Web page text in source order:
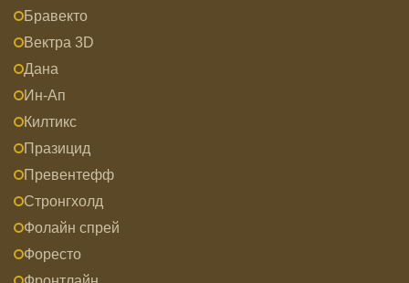
Бравекто
Вектра 3D
Дана
Ин-Ап
Килтикс
Празицид
Превентефф
Стронгхолд
Фолайн спрей
Форесто